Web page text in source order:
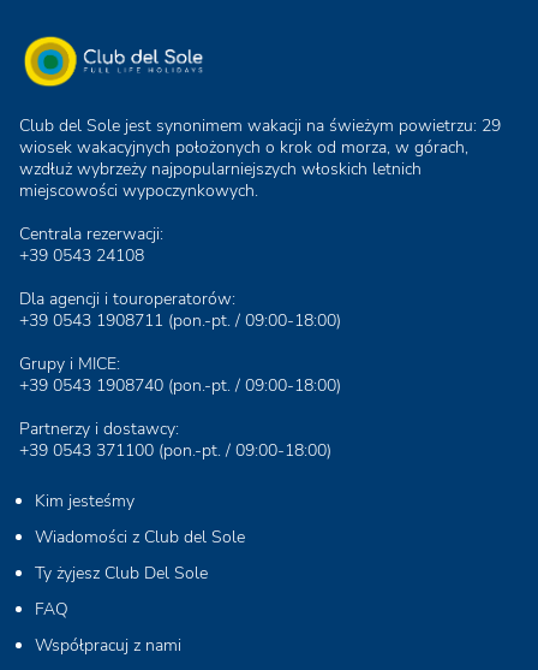
Club del Sole jest synonimem wakacji na świeżym powietrzu: 29
wiosek wakacyjnych położonych o krok od morza, w górach,
wzdłuż wybrzeży najpopularniejszych włoskich letnich
miejscowości wypoczynkowych.
Centrala rezerwacji:
+39 0543 24108
Dla agencji i touroperatorów:
+39 0543 1908711 (pon.-pt. / 09:00-18:00)
Grupy i MICE:
+39 0543 1908740 (pon.-pt. / 09:00-18:00)
Partnerzy i dostawcy:
+39 0543 371100 (pon.-pt. / 09:00-18:00)
Kim jesteśmy
Wiadomości z Club del Sole
Ty żyjesz Club Del Sole
FAQ
Współpracuj z nami